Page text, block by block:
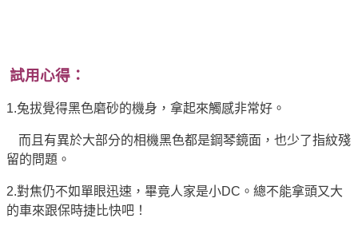
試用心得：
1.兔拔覺得黑色磨砂的機身，拿起來觸感非常好。
而且有異於大部分的相機黑色都是鋼琴鏡面，也少了指紋殘
留的問題。
2.對焦仍不如單眼迅速，畢竟人家是小DC 。總不能拿頭又大
的車來跟保時捷比快吧！